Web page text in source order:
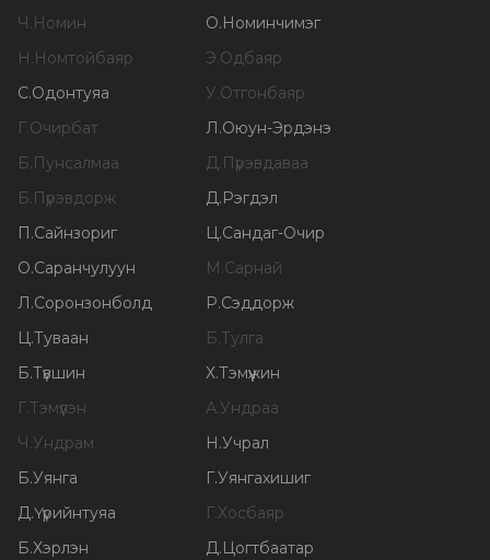
Ч.Номин О.Номинчимэг
Н.Номтойбаяр Э.Одбаяр
С.Одонтуяа У.Отгонбаяр
Г.Очирбат Л.Оюун-Эрдэнэ
Б.Пунсалмаа Д.Пүрэвдаваа
Б.Пүрэвдорж Д.Рэгдэл
П.Сайнзориг Ц.Сандаг-Очир
О.Саранчулуун М.Сарнай
Л.Соронзонболд Р.Сэддорж
Ц.Туваан Б.Тулга
Б.Түвшин Х.Тэмүүжин
Г.Тэмүүлэн А.Ундраа
Ч.Ундрам Н.Учрал
Б.Уянга Г.Уянгахишиг
Д.Үүрийнтуяа Г.Хосбаяр
Б.Хэрлэн Д.Цогтбаатар